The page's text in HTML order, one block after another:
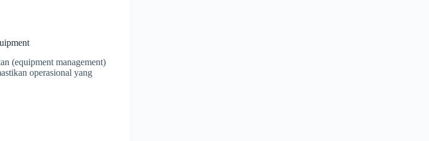
(equipment management)
operasional yang